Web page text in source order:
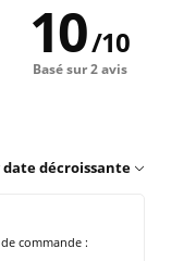
10/10
Basé sur 2 avis
date décroissante
commande :